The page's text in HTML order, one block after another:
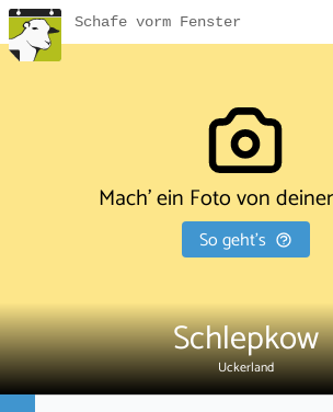
Schafe vorm Fenster
Mach' ein Foto von
So geht's
Schlepkow
Uckerland